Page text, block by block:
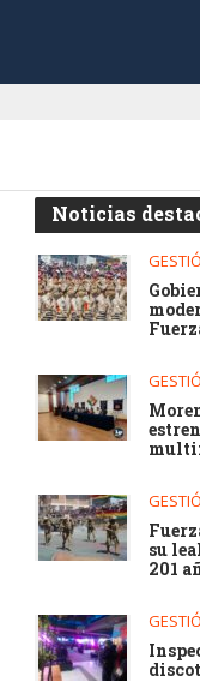
Noticias
su
201